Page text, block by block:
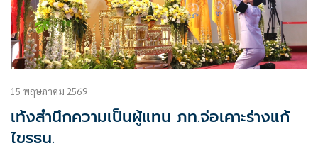
15 พฤษภาคม 2569
เท้งสำนึกความเป็นผู้แทน ภท.จ่อเคาะร่างแก้
ไขรธน.